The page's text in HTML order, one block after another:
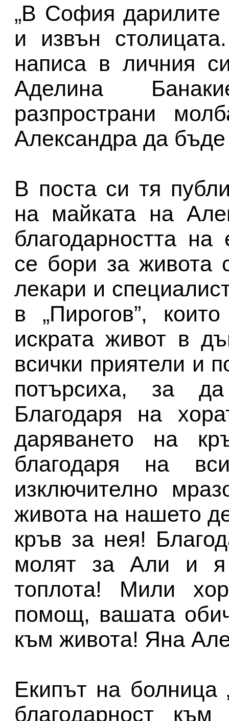
„В София
и извън
написа в личния
Аделина
разпространи
Александра да
В поста си тя
на майката на
благодарността
се бори за живота
лекари и
в „Пирогов”,
искрата живот в
всички приятели и
потърсиха, за
Благодаря на
даряването на
благодаря на
изключително
живота на нашето
кръв за нея!
молят за Али и
топлота! Мили
помощ, вашата
към живота! Яна
Екипът на болница
благодарност към